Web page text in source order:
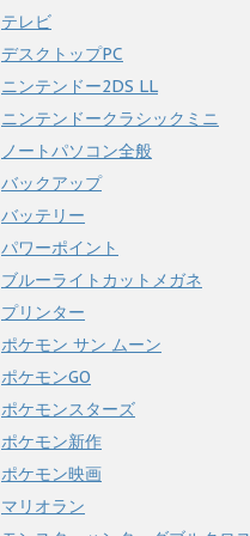
テレビ
デスクトップPC
ニンテンドー2DS LL
ニンテンドークラシックミニ
ノートパソコン全般
バックアップ
バッテリー
パワーポイント
ブルーライトカットメガネ
プリンター
ポケモン サン ムーン
ポケモンGO
ポケモンスターズ
ポケモン新作
ポケモン映画
マリオラン